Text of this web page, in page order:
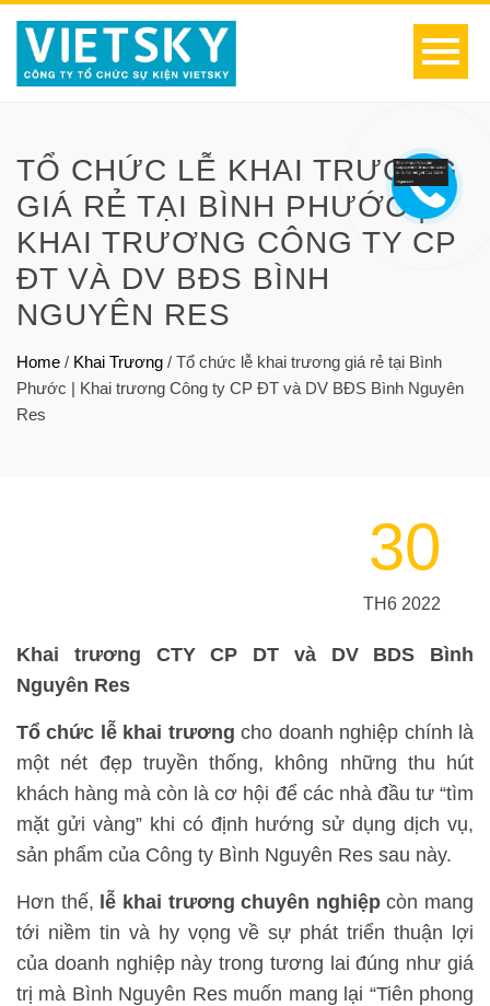
TỔ CHỨC LỄ KHAI TRƯƠNG
GIÁ RẺ TẠI BÌNH PHƯỚC |
KHAI TRƯƠNG CÔNG TY CP
ĐT VÀ DV BĐS BÌNH
NGUYÊN RES
Home / Khai Trương / Tổ chức lễ khai trương giá rẻ tại Bình
Phước | Khai trương Công ty CP ĐT và DV BĐS Bình Nguyên
Res
30
TH6 2022
Khai trương CTY CP DT và DV BDS Bình
Nguyên Res
Tổ chức lễ khai trương cho doanh nghiệp chính là
một nét đẹp truyền thống, không những thu hút
khách hàng mà còn là cơ hội để các nhà đầu tư “tìm
mặt gửi vàng” khi có định hướng sử dụng dịch vụ,
sản phẩm của Công ty Bình Nguyên Res sau này.
Hơn thế, lễ khai trương chuyên nghiệpcòn mang
tới niềm tin và hy vọng về sự phát triển thuận lợi
của doanh nghiệp này trong tương lai đúng như giá
trị mà Bình Nguyên Res muốn mang lại “Tiên phong